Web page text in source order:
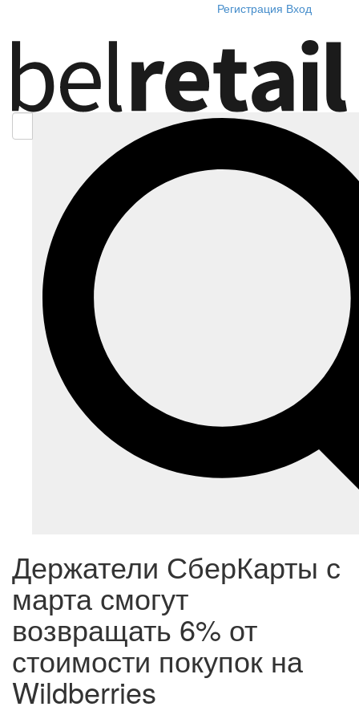
Регистрация Вход
Держатели СберКарты с
марта смогут
возвращать 6% от
стоимости покупок на
Wildberries